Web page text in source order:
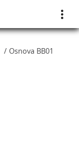
Osnova BB01